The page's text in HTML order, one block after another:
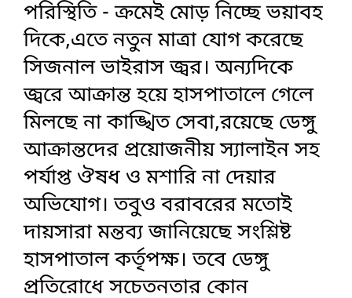
পরিস্থিতি - ক্রমেই মোড় নিচ্ছে ভয়াবহ
দিকে,এতে নতুন মাত্রা যোগ করেছে
সিজনাল ভাইরাস জ্বর। অন্যদিকে
জ্বরে আক্রান্ত হয়ে হাসপাতালে গেলে
মিলছে না কাঙ্খিত সেবা,রয়েছে ডেঙ্গু
আক্রান্তদের প্রয়োজনীয় স্যালাইন সহ
পর্যাপ্ত ঔষধ ও মশারি না দেয়ার
অভিযোগ। তবুও বরাবরের মতোই
দায়সারা মন্তব্য জানিয়েছে সংশ্লিষ্ট
হাসপাতাল কর্তৃপক্ষ। তবে ডেঙ্গু
প্রতিরোধে সচেতনতার কোন